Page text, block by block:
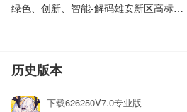
绿色、创新、智能-解码雄安新区高标准高质量发展
历史版本
下载626250V7.0专业版